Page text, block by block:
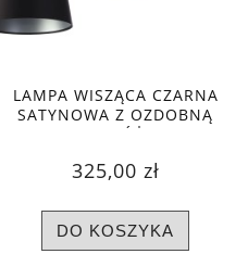
LAMPA WISZĄCA CZARNA
SATYNOWA Z OZDOBNĄ
KOLUMIENKĄ, RÓŻNE KOLORY
325,00 zł
DO KOSZYKA